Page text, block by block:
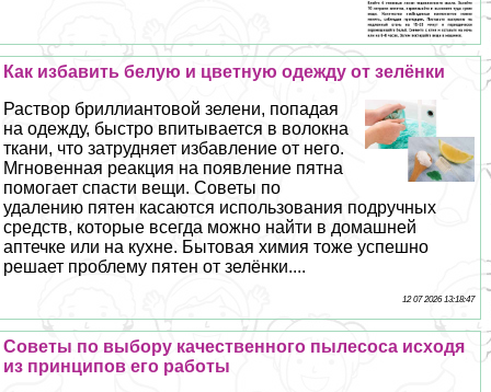
Как избавить белую и цветную одежду от зелёнки
Раствор бриллиантовой зелени, попадая
на одежду, быстро впитывается в волокна
ткани, что затрудняет избавление от него.
Мгновенная реакция на появление пятна
помогает спасти вещи. Советы по
удалению пятен касаются использования подручных
средств, которые всегда можно найти в домашней
аптечке или на кухне. Бытовая химия тоже успешно
решает проблему пятен от зелёнки....
12 07 2026 13:18:47
Советы по выбору качественного пылесоса исходя
из принципов его работы